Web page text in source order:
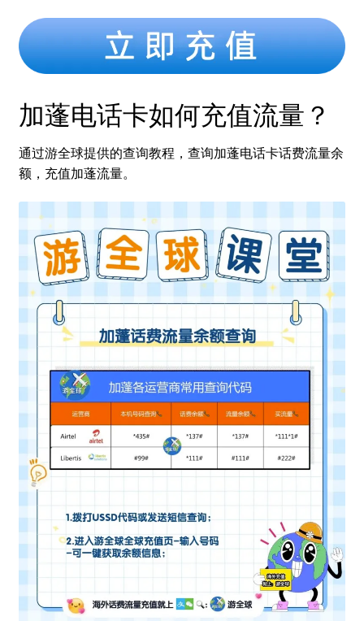
加蓬电话卡如何充值流量？
通过游全球提供的查询教程，查询加蓬电话卡话费流量余
额，充值加蓬流量。